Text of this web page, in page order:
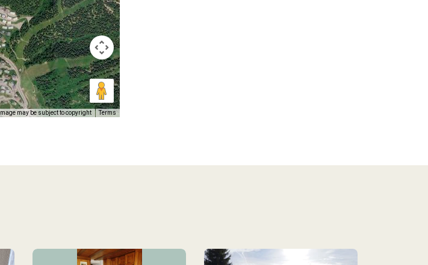
Image may be subject to copyright Terms